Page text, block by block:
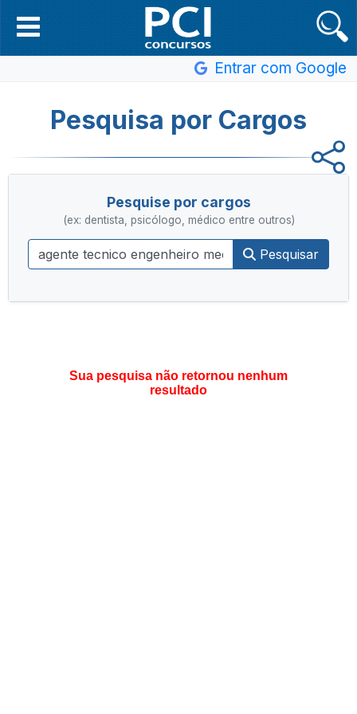
Entrar com Google
Pesquisa por Cargos
Pesquise por cargos
(ex: dentista, psicólogo, médico entre outros)
Pesquisar
Sua pesquisa não retornou nenhum
resultado